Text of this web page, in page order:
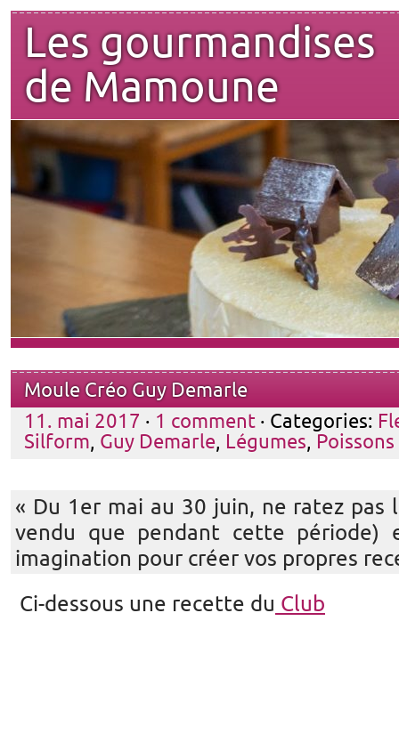
Les gourmandises
de Mamoune
Moule Créo Guy Demarle
11. mai 2017 · 1 comment · Categories:
Silform, Guy Demarle, Légumes, Poissons
« Du 1er mai au 30 juin, ne ratez pas
vendu que pendant cette période)
imagination pour créer vos propres
Ci-dessous une recette du Club